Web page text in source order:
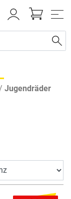
Jugendräder